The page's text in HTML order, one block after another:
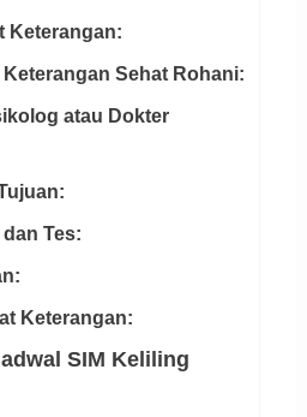
Keterangan:
Sehat Rohani:
atau Dokter
Tes:
Keterangan:
SIM Keliling